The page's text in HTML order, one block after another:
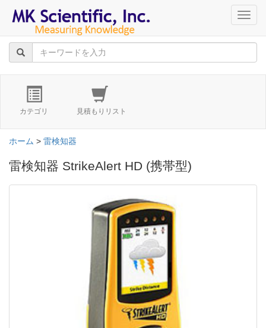
カテゴリ 見積もりリスト
ホーム > 雷検知器
雷検知器 StrikeAlert HD (携帯型)